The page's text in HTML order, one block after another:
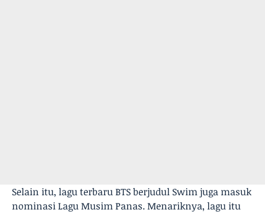
Selain itu, lagu terbaru BTS berjudul Swim juga masuk
nominasi Lagu Musim Panas. Menariknya, lagu itu